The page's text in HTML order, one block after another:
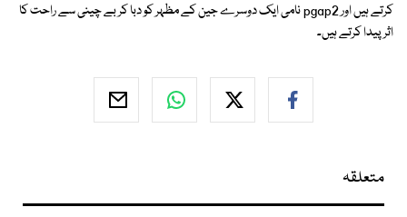
کرتے ہیں اور pgap2 نامی ایک دوسرے جین کے مظہر کو دبا کر بے چینی سے راحت کا
اثر پیدا کرتے ہیں۔
متعلقہ